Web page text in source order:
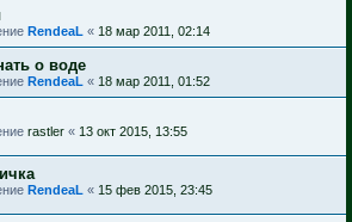
RendeaL « 18 мар 2011, 02:14
о воде
RendeaL « 18 мар 2011, 01:52
rastler « 13 окт 2015, 13:55
RendeaL « 15 фев 2015, 23:45